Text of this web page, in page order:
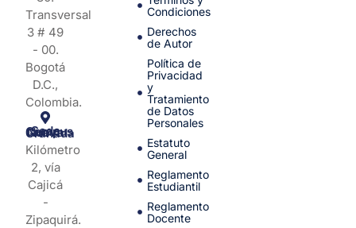
Transversal
3 # 49
- 00.
Bogotá
D.C.,
Colombia.
Sede Campus Nueva Granada
Kilómetro
2, vía
Cajicá
-
Zipaquirá.
Condiciones
Derechos
de Autor
Política de
Privacidad
y
Tratamiento
de Datos
Personales
Estatuto
General
Reglamento
Estudiantil
Reglamento
Docente